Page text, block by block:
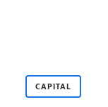
CAPITAL